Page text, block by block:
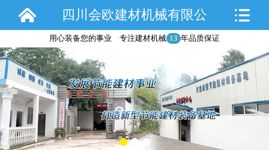
四川会欧建材机械有限公
司
用心装备您的事业 专注建材机械 13 年品质保证